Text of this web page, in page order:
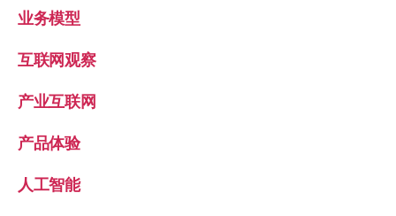
业务模型
互联网观察
产业互联网
产品体验
人工智能